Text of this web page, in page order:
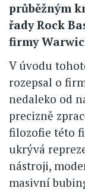
průběžným
řady Rock
firmy
V úvodu
rozepsal o
nedaleko od
precizně
filozofie této
ukrývá
nástroji,
masivní